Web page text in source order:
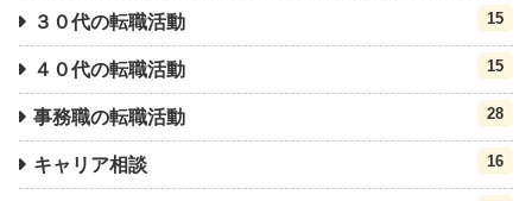
３０代の転職活動 15
４０代の転職活動 15
事務職の転職活動 28
キャリア相談 16